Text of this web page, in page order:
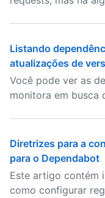
Listando
atualizações de
Você pode ver as
monitora em busca
Diretrizes para a
para o Dependabot
Este artigo contém
como configurar